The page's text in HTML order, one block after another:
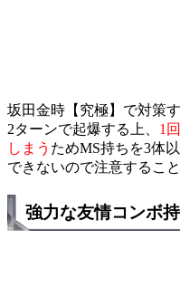
坂田金時【究極】で対策
2ターンで起爆する上、 1
しまう ためMS持ちを3体
できないので注意すること
強力な友情コンボ